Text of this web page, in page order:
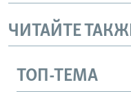
ЧИТАЙТЕ
ТОП-ТЕМА